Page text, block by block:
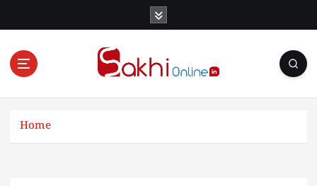
Online News Portal
Home